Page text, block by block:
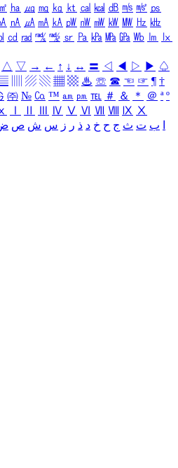
㏊ ㎍ ㎎ ㎏ ㏏ ㎈ ㎉ ㏈ ㎧ ㎨ ㎰
㎁ ㎂ ㎃ ㎄ ㎺ ㎻ ㎽ ㎾ ㎿ ㎐ ㎑
㏅ ㎭ ㎮ ㎯ ㏛ ㎩ ㎪ ㎫ ㎬ ㏝ ㏐
㏓
△ ▽ → ← ↑ ↓ ↔ 〓 ◁ ◀ ▷ ▶ ♤
▨ ▧ ▦ ▩ ♨ ☏ ☎ ☜ ☞ ¶ †
㈜ № ㏇ ™ ㏂ ㏘ ℡ ＃ ＆ ＊ ＠ ª º
Ⅳ Ⅴ Ⅵ Ⅶ Ⅷ Ⅸ Ⅹ
ب ت ث ج ح خ د ذ ر ز س ش ص